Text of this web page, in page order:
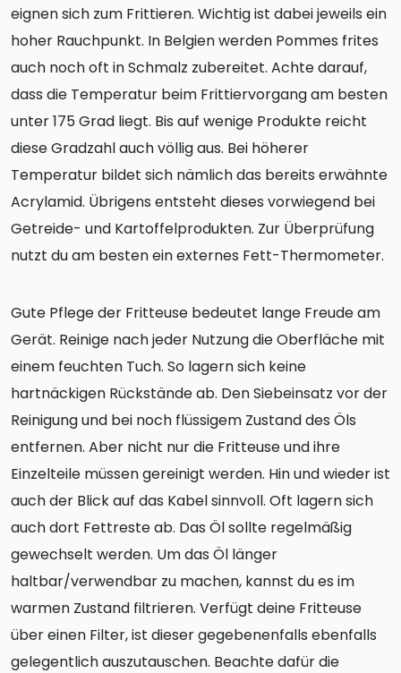
eignen sich zum Frittieren. Wichtig ist dabei jeweils ein
hoher Rauchpunkt. In Belgien werden Pommes frites
auch noch oft in Schmalz zubereitet. Achte darauf,
dass die Temperatur beim Frittiervorgang am besten
unter 175 Grad liegt. Bis auf wenige Produkte reicht
diese Gradzahl auch völlig aus. Bei höherer
Temperatur bildet sich nämlich das bereits erwähnte
Acrylamid. Übrigens entsteht dieses vorwiegend bei
Getreide- und Kartoffelprodukten. Zur Überprüfung
nutzt du am besten ein externes Fett-Thermometer.
Gute Pflege der Fritteuse bedeutet lange Freude am
Gerät. Reinige nach jeder Nutzung die Oberfläche mit
einem feuchten Tuch. So lagern sich keine
hartnäckigen Rückstände ab. Den Siebeinsatz vor der
Reinigung und bei noch flüssigem Zustand des Öls
entfernen. Aber nicht nur die Fritteuse und ihre
Einzelteile müssen gereinigt werden. Hin und wieder ist
auch der Blick auf das Kabel sinnvoll. Oft lagern sich
auch dort Fettreste ab. Das Öl sollte regelmäßig
gewechselt werden. Um das Öl länger
haltbar/verwendbar zu machen, kannst du es im
warmen Zustand filtrieren. Verfügt deine Fritteuse
über einen Filter, ist dieser gegebenenfalls ebenfalls
gelegentlich auszutauschen. Beachte dafür die